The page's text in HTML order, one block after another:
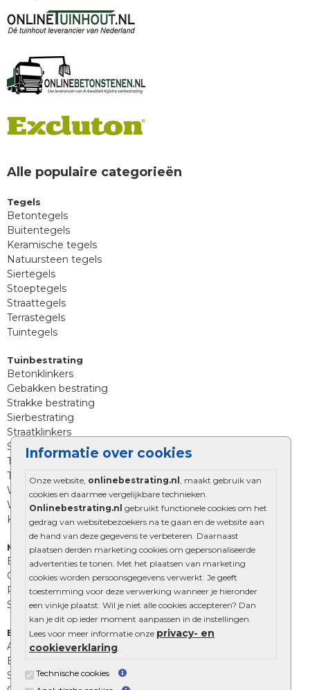
Informatie over cookies
Onze website, onlinebestrating.nl , maakt gebruik van
cookies en daarmee vergelijkbare technieken.
Onlinebestrating.nl gebruikt functionele cookies om het
gedrag van websitebezoekers na te gaan en de website aan
de hand van deze gegevens te verbeteren. Daarnaast
plaatsen derden marketing cookies om gepersonaliseerde
advertenties te tonen. Met het plaatsen van marketing
cookies worden persoonsgegevens verwerkt. Je geeft
toestemming voor deze verwerking wanneer je hieronder
een vinkje plaatst. Wil je niet alle cookies accepteren? Dan
kan je dit op ieder moment aanpassen in de instellingen.
Lees voor meer informatie onze privacy- en
cookieverklaring
Technische cookies
Alle populaire categorieën
Tegels
Betontegels
Buitentegels
Keramische tegels
Natuursteen tegels
Siertegels
Stoeptegels
Straattegels
Terrastegels
Tuintegels
Tuinbestrating
Betonklinkers
Gebakken bestrating
Strakke bestrating
Sierbestrating
Straatklinkers
Straatstenen
Trommelstenen
Tuinstenen
Waalformaat
Wildverband bestrating
Kingstones
Muurelementen
Betonbielzen
Opsluitbanden
Palissades
Stapelblokken
Extra benodigdheden
Afwatering en diversen
Beplantings en betonelementen
Split, grind en zand